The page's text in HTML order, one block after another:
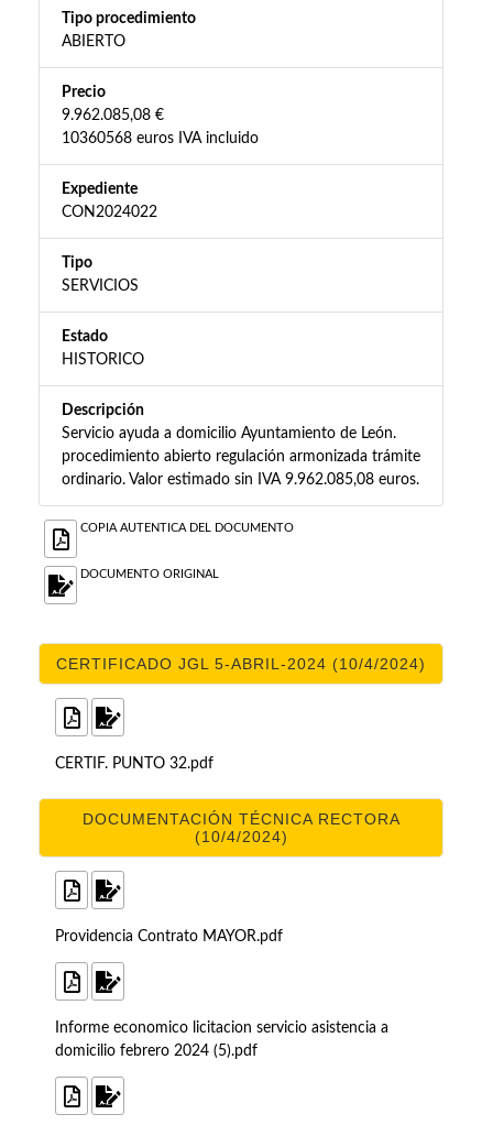
Tipo procedimiento
ABIERTO
Precio
9.962.085,08 €
10360568 euros IVA incluido
Expediente
CON2024022
Tipo
SERVICIOS
Estado
HISTORICO
Descripción
Servicio ayuda a domicilio Ayuntamiento de León.
procedimiento abierto regulación armonizada trámite
ordinario. Valor estimado sin IVA 9.962.085,08 euros.
COPIA AUTENTICA DEL DOCUMENTO
DOCUMENTO ORIGINAL
CERTIFICADO JGL 5-ABRIL-2024 (10/4/2024)
CERTIF. PUNTO 32.pdf
DOCUMENTACIÓN TÉCNICA RECTORA
(10/4/2024)
Providencia Contrato MAYOR.pdf
Informe economico licitacion servicio asistencia a
domicilio febrero 2024 (5).pdf